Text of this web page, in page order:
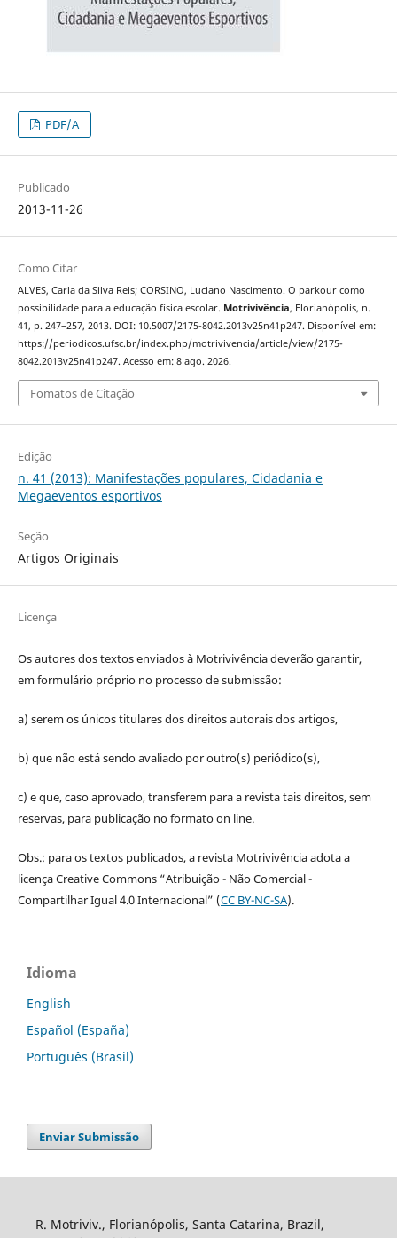
PDF/A
Publicado
2013-11-26
Como Citar
ALVES, Carla da Silva Reis; CORSINO, Luciano Nascimento. O parkour como
possibilidade para a educação física escolar. Motrivivência, Florianópolis, n.
41, p. 247–257, 2013. DOI: 10.5007/2175-8042.2013v25n41p247. Disponível em:
https://periodicos.ufsc.br/index.php/motrivivencia/article/view/2175-
8042.2013v25n41p247. Acesso em: 8 ago. 2026.
Fomatos de Citação
Edição
n. 41 (2013): Manifestações populares, Cidadania e
Megaeventos esportivos
Seção
Artigos Originais
Licença
Os autores dos textos enviados à Motrivivência deverão garantir,
em formulário próprio no processo de submissão:
a) serem os únicos titulares dos direitos autorais dos artigos,
b) que não está sendo avaliado por outro(s) periódico(s),
c) e que, caso aprovado, transferem para a revista tais direitos, sem
reservas, para publicação no formato on line.
Obs.: para os textos publicados, a revista Motrivivência adota a
licença Creative Commons “Atribuição - Não Comercial -
Compartilhar Igual 4.0 Internacional” (CC BY-NC-SA).
Idioma
English
Español (España)
Português (Brasil)
Enviar Submissão
R. Motriviv., Florianópolis, Santa Catarina, Brazil,